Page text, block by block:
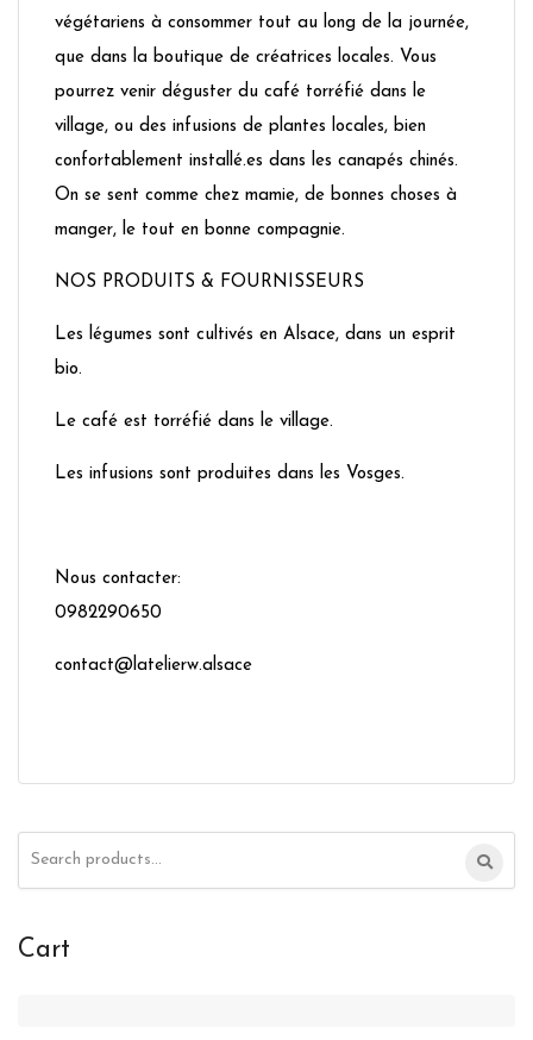
végétariens à consommer tout au long de la journée,
que dans la boutique de créatrices locales. Vous
pourrez venir déguster du café torréfié dans le
village, ou des infusions de plantes locales, bien
confortablement installé.es dans les canapés chinés.
On se sent comme chez mamie, de bonnes choses à
manger, le tout en bonne compagnie.
NOS PRODUITS & FOURNISSEURS
Les légumes sont cultivés en Alsace, dans un esprit
bio.
Le café est torréfié dans le village.
Les infusions sont produites dans les Vosges.
Nous contacter:
0982290650
contact@latelierw.alsace
Cart